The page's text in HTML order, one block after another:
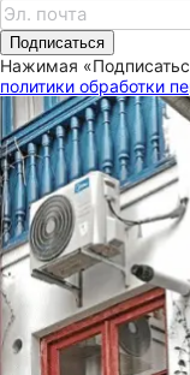
Подписаться
Нажимая
политики обработки